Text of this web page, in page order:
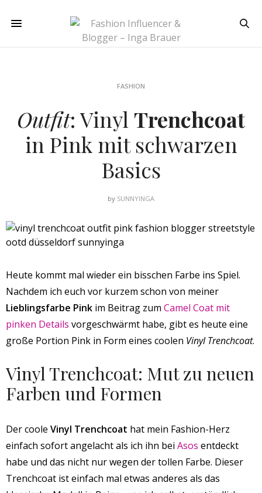
FASHION
Outfit: Vinyl Trenchcoat
in Pink mit schwarzen
Basics
by SUNNYINGA
Heute kommt mal wieder ein bisschen Farbe ins Spiel.
Nachdem ich euch vor kurzem schon von meiner
Lieblingsfarbe Pink im Beitrag zum Camel Coat mit
pinken Details vorgeschwärmt habe, gibt es heute eine
große Portion Pink in Form eines coolen Vinyl Trenchcoat.
Vinyl Trenchcoat: Mut zu neuen
Farben und Formen
Der coole Vinyl Trenchcoat hat mein Fashion-Herz
einfach sofort angelacht als ich ihn bei Asos entdeckt
habe und das nicht nur wegen der tollen Farbe. Dieser
Trenchcoat ist einfach mal etwas anderes als das